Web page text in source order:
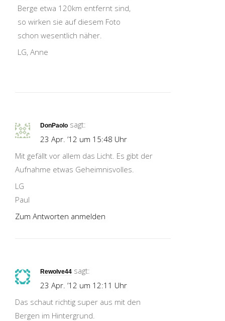
Berge etwa 120km entfernt sind,
so wirken sie auf diesem Foto
schon wesentlich näher.
LG, Anne
DonPaolo sagt:
23 Apr. ’12 um 15:48 Uhr
Mit gefällt vor allem das Licht. Es gibt der
Aufnahme etwas Geheimnisvolles.
LG
Paul
Zum Antworten anmelden
Rewolve44 sagt:
23 Apr. ’12 um 12:11 Uhr
Das schaut richtig super aus mit den
Bergen im Hintergrund.